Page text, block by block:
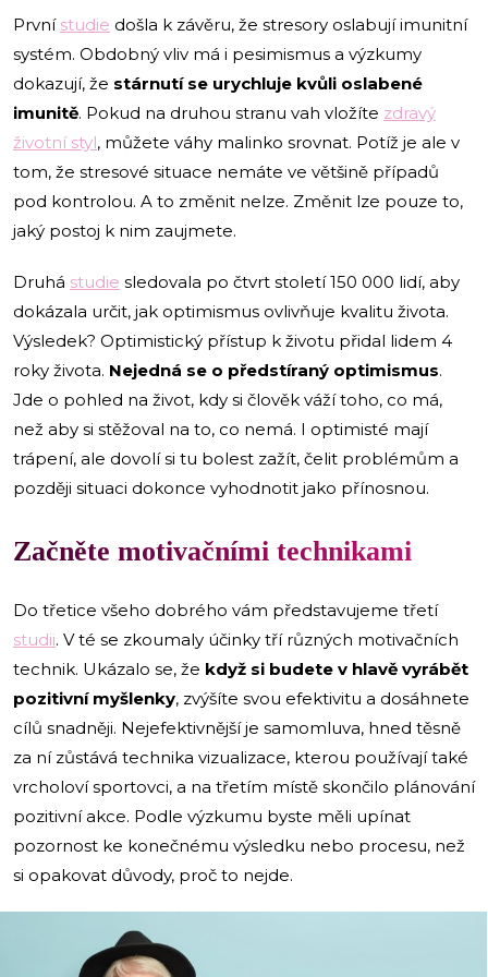
První studie došla k závěru, že stresory oslabují imunitní
systém. Obdobný vliv má i pesimismus a výzkumy
dokazují, že stárnutí se urychluje kvůli oslabené
imunitě. Pokud na druhou stranu vah vložíte zdravý
životní styl, můžete váhy malinko srovnat. Potíž je ale v
tom, že stresové situace nemáte ve většině případů
pod kontrolou. A to změnit nelze. Změnit lze pouze to,
jaký postoj k nim zaujmete.
Druhá studie sledovala po čtvrt století 150 000 lidí, aby
dokázala určit, jak optimismus ovlivňuje kvalitu života.
Výsledek? Optimistický přístup k životu přidal lidem 4
roky života. Nejedná se o předstíraný optimismus.
Jde o pohled na život, kdy si člověk váží toho, co má,
než aby si stěžoval na to, co nemá. I optimisté mají
trápení, ale dovolí si tu bolest zažít, čelit problémům a
později situaci dokonce vyhodnotit jako přínosnou.
Začněte motivačními technikami
Do třetice všeho dobrého vám představujeme třetí
studii. V té se zkoumaly účinky tří různých motivačních
technik. Ukázalo se, že když si budete v hlavě vyrábět
pozitivní myšlenky, zvýšíte svou efektivitu a dosáhnete
cílů snadněji. Nejefektivnější je samomluva, hned těsně
za ní zůstává technika vizualizace, kterou používají také
vrcholoví sportovci, a na třetím místě skončilo plánování
pozitivní akce. Podle výzkumu byste měli upínat
pozornost ke konečnému výsledku nebo procesu, než
si opakovat důvody, proč to nejde.